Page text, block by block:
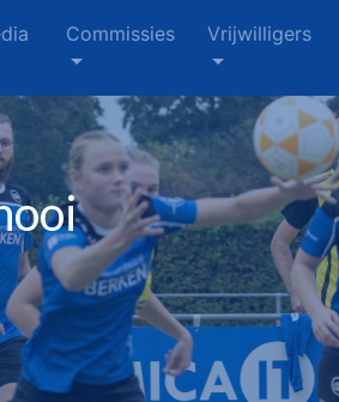
Commissies Vrijwilligers